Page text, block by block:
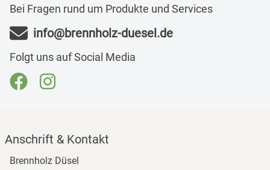
Bei Fragen rund um Produkte und Services
info@brennholz-duesel.de
Folgt uns auf Social Media
Anschrift & Kontakt
Brennholz Düsel